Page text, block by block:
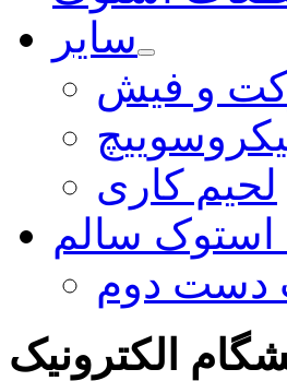
سایر
و فیش
لحیم کاری
سالم
دست دوم
الکترونیک